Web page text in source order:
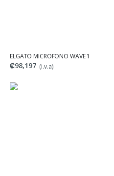
ELGATO MICROFONO WAVE 1
₡98,197 (i.v.a)